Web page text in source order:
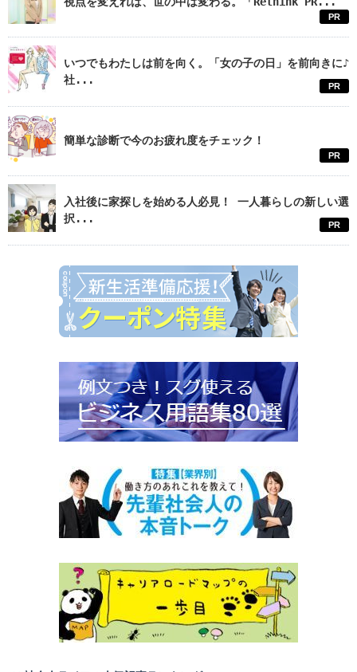
PR
いつでもわたしは前を向く。「女の子の日」を前向きに♪
社...
PR
簡単な診断で今のお疲れ度をチェック！
PR
入社後に家探しを始める人必見！ 一人暮らしの新しい選
択...
PR